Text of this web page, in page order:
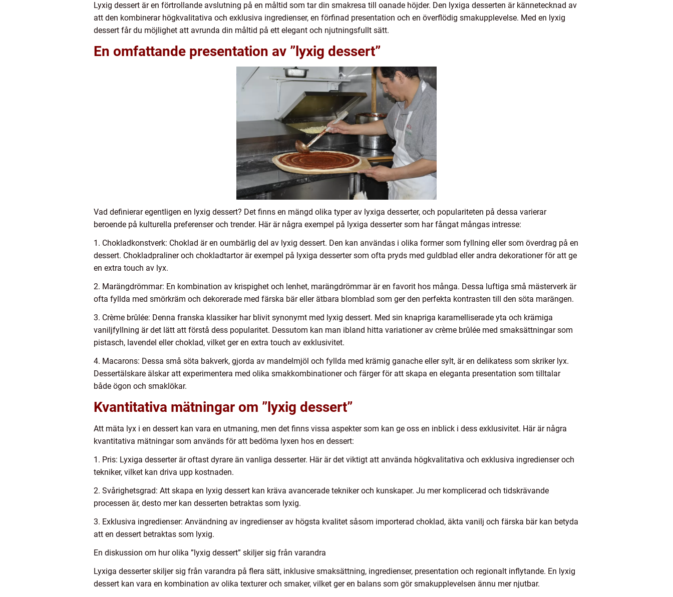
Lyxig dessert är en förtrollande avslutning på en måltid som tar din smakresa till oanade höjder. Den lyxiga desserten är kännetecknad av
att den kombinerar högkvalitativa och exklusiva ingredienser, en förfinad presentation och en överflödig smakupplevelse. Med en lyxig
dessert får du möjlighet att avrunda din måltid på ett elegant och njutningsfullt sätt.
En omfattande presentation av ”lyxig dessert”
Vad definierar egentligen en lyxig dessert? Det finns en mängd olika typer av lyxiga desserter, och populariteten på dessa varierar
beroende på kulturella preferenser och trender. Här är några exempel på lyxiga desserter som har fångat mångas intresse:
1. Chokladkonstverk: Choklad är en oumbärlig del av lyxig dessert. Den kan användas i olika former som fyllning eller som överdrag på en
dessert. Chokladpraliner och chokladtartor är exempel på lyxiga desserter som ofta pryds med guldblad eller andra dekorationer för att ge
en extra touch av lyx.
2. Marängdrömmar: En kombination av krispighet och lenhet, marängdrömmar är en favorit hos många. Dessa luftiga små mästerverk är
ofta fyllda med smörkräm och dekorerade med färska bär eller ätbara blomblad som ger den perfekta kontrasten till den söta marängen.
3. Crème brûlée: Denna franska klassiker har blivit synonymt med lyxig dessert. Med sin knapriga karamelliserade yta och krämiga
vaniljfyllning är det lätt att förstå dess popularitet. Dessutom kan man ibland hitta variationer av crème brûlée med smaksättningar som
pistasch, lavendel eller choklad, vilket ger en extra touch av exklusivitet.
4. Macarons: Dessa små söta bakverk, gjorda av mandelmjöl och fyllda med krämig ganache eller sylt, är en delikatess som skriker lyx.
Dessertälskare älskar att experimentera med olika smakkombinationer och färger för att skapa en eleganta presentation som tilltalar
både ögon och smaklökar.
Kvantitativa mätningar om ”lyxig dessert”
Att mäta lyx i en dessert kan vara en utmaning, men det finns vissa aspekter som kan ge oss en inblick i dess exklusivitet. Här är några
kvantitativa mätningar som används för att bedöma lyxen hos en dessert:
1. Pris: Lyxiga desserter är oftast dyrare än vanliga desserter. Här är det viktigt att använda högkvalitativa och exklusiva ingredienser och
tekniker, vilket kan driva upp kostnaden.
2. Svårighetsgrad: Att skapa en lyxig dessert kan kräva avancerade tekniker och kunskaper. Ju mer komplicerad och tidskrävande
processen är, desto mer kan desserten betraktas som lyxig.
3. Exklusiva ingredienser: Användning av ingredienser av högsta kvalitet såsom importerad choklad, äkta vanilj och färska bär kan betyda
att en dessert betraktas som lyxig.
En diskussion om hur olika ”lyxig dessert” skiljer sig från varandra
Lyxiga desserter skiljer sig från varandra på flera sätt, inklusive smaksättning, ingredienser, presentation och regionalt inflytande. En lyxig
dessert kan vara en kombination av olika texturer och smaker, vilket ger en balans som gör smakupplevelsen ännu mer njutbar.